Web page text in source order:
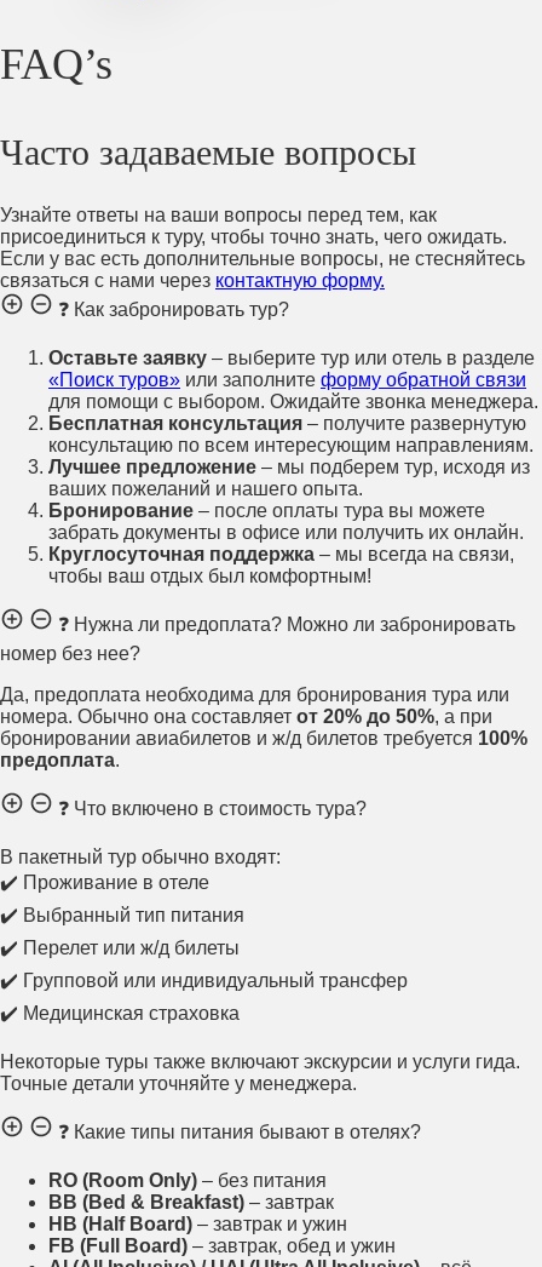
FAQ’s
Часто задаваемые вопросы
Узнайте ответы на ваши вопросы перед тем, как
присоединиться к туру, чтобы точно знать, чего ожидать.
Если у вас есть дополнительные вопросы, не стесняйтесь
связаться с нами через контактную форму.
❓ Как забронировать тур?
Оставьте заявку – выберите тур или отель в разделе
«Поиск туров» или заполните форму обратной связи
для помощи с выбором. Ожидайте звонка менеджера.
Бесплатная консультация – получите развернутую
консультацию по всем интересующим направлениям.
Лучшее предложение – мы подберем тур, исходя из
ваших пожеланий и нашего опыта.
Бронирование – после оплаты тура вы можете
забрать документы в офисе или получить их онлайн.
Круглосуточная поддержка – мы всегда на связи,
чтобы ваш отдых был комфортным!
❓ Нужна ли предоплата? Можно ли забронировать
номер без нее?
Да, предоплата необходима для бронирования тура или
номера. Обычно она составляет от 20% до 50%, а при
бронировании авиабилетов и ж/д билетов требуется 100%
предоплата.
❓ Что включено в стоимость тура?
В пакетный тур обычно входят:
✔️ Проживание в отеле
✔️ Выбранный тип питания
✔️ Перелет или ж/д билеты
✔️ Групповой или индивидуальный трансфер
✔️ Медицинская страховка
Некоторые туры также включают экскурсии и услуги гида.
Точные детали уточняйте у менеджера.
❓ Какие типы питания бывают в отелях?
RO (Room Only) – без питания
BB (Bed & Breakfast) – завтрак
HB (Half Board) – завтрак и ужин
FB (Full Board) – завтрак, обед и ужин